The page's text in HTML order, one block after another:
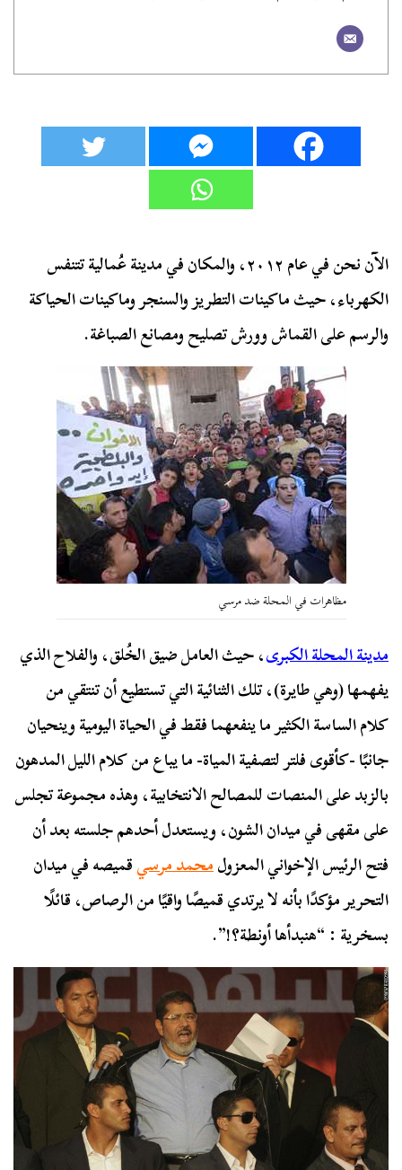
الآن نحن في عام ٢٠١٢، والمكان في مدينة عُمالية تتنفس
الكهرباء، حيث ماكينات التطريز والسنجر وماكينات الحياكة
والرسم على القماش وورش تصليح ومصانع الصباغة.
مظاهرات في المحلة ضد مرسي
مدينة المحلة الكبرى، حيث العامل ضيق الخُلق، والفلاح الذي
يفهمها (وهي طايرة)، تلك الثنائية التي تستطيع أن تنتقي من
كلام الساسة الكثير ما ينفعهما فقط في الحياة اليومية وينحيان
جانبًا -كأقوى فلتر لتصفية المياة- ما يباع من كلام الليل المدهون
بالزبد على المنصات للمصالح الانتخابية، وهذه مجموعة تجلس
على مقهى في ميدان الشون، ويستعدل أحدهم جلسته بعد أن
فتح الرئيس الإخواني المعزولمحمد مرسيقميصه في ميدان
التحرير مؤكدًا بأنه لا يرتدي قميصًا واقيًا من الرصاص، قائلًا
بسخرية : “هنبدأها أونطة؟!”.